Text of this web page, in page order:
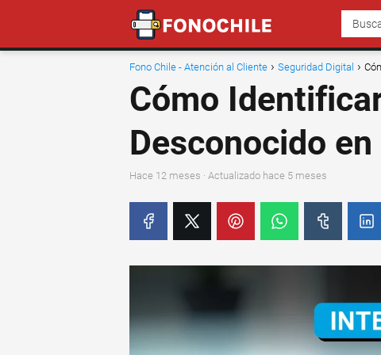
Fono Chile - Atención al Cliente Seguridad Digital
Cómo
Desconocido
hace 12 meses · Actualizado hace 5 meses